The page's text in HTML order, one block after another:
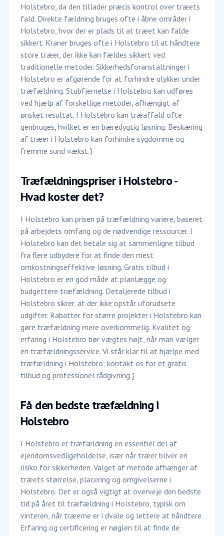
Holstebro, da den tillader præcis kontrol over træets
fald. Direkte fældning bruges ofte i åbne områder i
Holstebro, hvor der er plads til at træet kan falde
sikkert. Kraner bruges ofte i Holstebro til at håndtere
store træer, der ikke kan fældes sikkert ved
traditionelle metoder. Sikkerhedsforanstaltninger i
Holstebro er afgørende for at forhindre ulykker under
træfældning. Stubfjernelse i Holstebro kan udføres
ved hjælp af forskellige metoder, afhængigt af
ønsket resultat. I Holstebro kan træaffald ofte
genbruges, hvilket er en bæredygtig løsning. Beskæring
af træer i Holstebro kan forhindre sygdomme og
fremme sund vækst.}
Træfældningspriser i Holstebro -
Hvad koster det?
I Holstebro kan prisen på træfældning variere, baseret
på arbejdets omfang og de nødvendige ressourcer. I
Holstebro kan det betale sig at sammenligne tilbud
fra flere udbydere for at finde den mest
omkostningseffektive løsning. Gratis tilbud i
Holstebro er en god måde at planlægge og
budgettere træfældning. Detaljerede tilbud i
Holstebro sikrer, at der ikke opstår uforudsete
udgifter. Rabatter for større projekter i Holstebro kan
gøre træfældning mere overkommelig. Kvalitet og
erfaring i Holstebro bør vægtes højt, når man vælger
en træfældningsservice. Vi står klar til at hjælpe med
træfældning i Holstebro; kontakt os for et gratis
tilbud og professionel rådgivning.}
Få den bedste træfældning i
Holstebro
I Holstebro er træfældning en essentiel del af
ejendomsvedligeholdelse, især når træer bliver en
risiko for sikkerheden. Valget af metode afhænger af
træets størrelse, placering og omgivelserne i
Holstebro. Det er også vigtigt at overveje den bedste
tid på året til træfældning i Holstebro, typisk om
vinteren, når træerne er i dvale og lettere at håndtere.
Erfaring og certificering er nøglen til at finde de